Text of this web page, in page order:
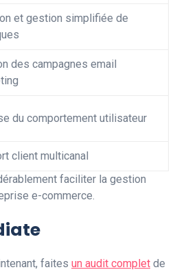
et gestion simplifiée de
des campagnes email
du comportement utilisateur
client multicanal
faciliter la gestion
e-commerce.
faites un audit complet de